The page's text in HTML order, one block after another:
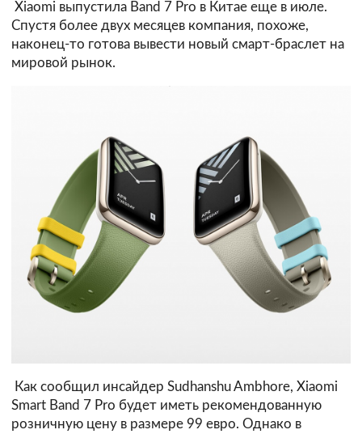
Xiaomi выпустила Band 7 Pro в Китае еще в июле.
Спустя более двух месяцев компания, похоже,
наконец-то готова вывести новый смарт-браслет на
мировой рынок.
Как сообщил инсайдер Sudhanshu Ambhore, Xiaomi
Smart Band 7 Pro будет иметь рекомендованную
розничную цену в размере 99 евро. Однако в